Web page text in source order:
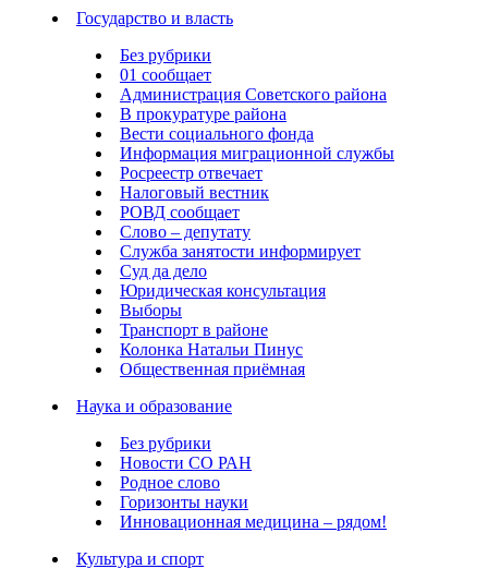
Государство и власть
Без рубрики
01 сообщает
Администрация Советского района
В прокуратуре района
Вести социального фонда
Информация миграционной службы
Росреестр отвечает
Налоговый вестник
РОВД сообщает
Слово – депутату
Служба занятости информирует
Суд да дело
Юридическая консультация
Выборы
Транспорт в районе
Колонка Натальи Пинус
Общественная приёмная
Наука и образование
Без рубрики
Новости СО РАН
Родное слово
Горизонты науки
Инновационная медицина – рядом!
Культура и спорт